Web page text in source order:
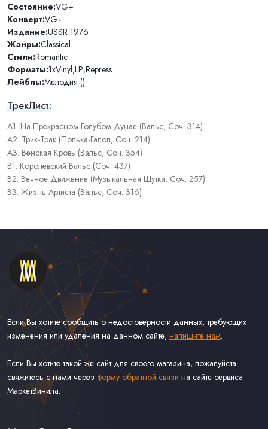
Состояние:VG+
Конверт:VG+
Издание:USSR 1976
Жанры:Classical
Стили:Romantic
Форматы:1xVinyl,LP,Repress
Лейблы:Мелодия ()
ТрекЛист:
А1. На Прекрасном Голубом Дунае (Вальс, Соч. 314)
А2. Трик-Трак (Полька-Галоп, Соч. 214)
А3. Венская Кровь (Вальс, Соч. 354)
В1. Королевский Вальс (Соч. 437)
В2. Вечное Движение (Музыкальная Шутка, Соч. 257)
В3. Жизнь Артиста (Вальс, Соч. 316)
Если Вы хотите сообщить о недостоверности данных, требующих
изменения или удаления на данном сайте, напишите нам.
Если Вы хотите такой же сайт для своего магазина, пожалуйста
свяжитесь с нами через форму обратной связи на сайте сервиса
МаркетВинила.
Каталог Винила, CD и Кассет